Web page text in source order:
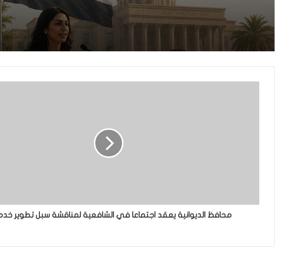
محافظ الديوانية يعقد اجتماعا في الشافعية لمناقشة سبل تطوير